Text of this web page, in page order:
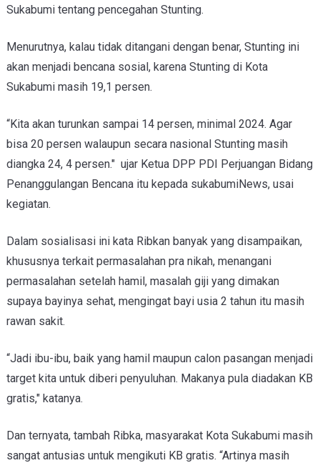
Sukabumi tentang pencegahan Stunting.
Menurutnya, kalau tidak ditangani dengan benar, Stunting ini
akan menjadi bencana sosial, karena Stunting di Kota
Sukabumi masih 19,1 persen.
“Kita akan turunkan sampai 14 persen, minimal 2024. Agar
bisa 20 persen walaupun secara nasional Stunting masih
diangka 24, 4 persen." ujar Ketua DPP PDI Perjuangan Bidang
Penanggulangan Bencana itu kepada sukabumiNews, usai
kegiatan.
Dalam sosialisasi ini kata Ribkan banyak yang disampaikan,
khususnya terkait permasalahan pra nikah, menangani
permasalahan setelah hamil, masalah giji yang dimakan
supaya bayinya sehat, mengingat bayi usia 2 tahun itu masih
rawan sakit.
“Jadi ibu-ibu, baik yang hamil maupun calon pasangan menjadi
target kita untuk diberi penyuluhan. Makanya pula diadakan KB
gratis," katanya.
Dan ternyata, tambah Ribka, masyarakat Kota Sukabumi masih
sangat antusias untuk mengikuti KB gratis. “Artinya masih